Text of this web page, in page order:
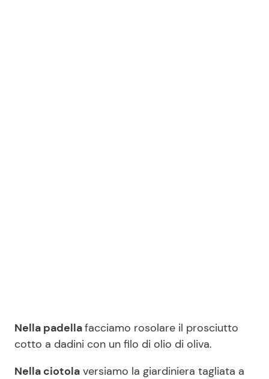
Nella padellafacciamo rosolare il prosciutto
cotto a dadini con un filo di olio di oliva.
Nella ciotola versiamo la giardiniera tagliata a